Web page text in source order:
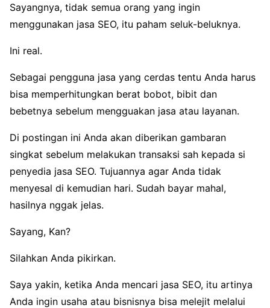
Sayangnya, tidak semua orang yang ingin
menggunakan jasa SEO, itu paham seluk-beluknya.
Ini real.
Sebagai pengguna jasa yang cerdas tentu Anda harus
bisa memperhitungkan berat bobot, bibit dan
bebetnya sebelum mengguakan jasa atau layanan.
Di postingan ini Anda akan diberikan gambaran
singkat sebelum melakukan transaksi sah kepada si
penyedia jasa SEO. Tujuannya agar Anda tidak
menyesal di kemudian hari. Sudah bayar mahal,
hasilnya nggak jelas.
Sayang, Kan?
Silahkan Anda pikirkan.
Saya yakin, ketika Anda mencari jasa SEO, itu artinya
Anda ingin usaha atau bisnisnya bisa melejit melalui